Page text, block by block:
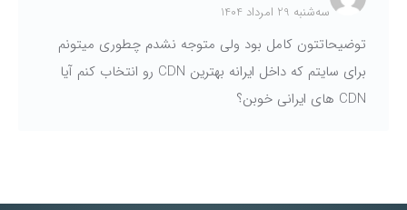
سه‌شنبه 29 امرداد 1404
توضیحاتتون کامل بود ولی متوجه نشدم چطوری میتونم
برای سایتم که داخل ایرانه بهترین CDN رو انتخاب کنم آیا
CDN های ایرانی خوبن؟